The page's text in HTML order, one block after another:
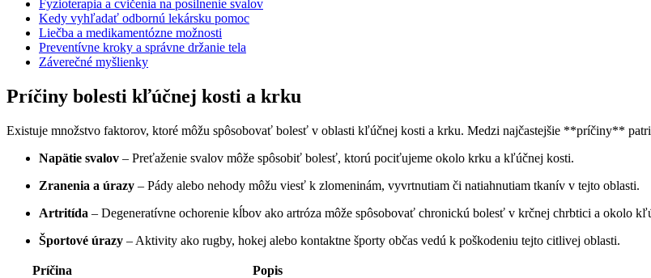
Fyzioterapia a cvičenia na posilnenie svalov
Kedy‍ vyhľadať odbornú lekársku pomoc
Liečba a medikamentózne‌ možnosti
Preventívne ‌kroky ‍a správne ⁤držanie tela
Záverečné myšlienky
Príčiny bolesti kľúčnej kosti a krku
Existuje množstvo faktorov,‍ ktoré môžu spôsobovať bolesť ‍v ​oblasti‌ kľúčnej kosti a krku. Medzi najčastejšie **príčiny**
Napätie svalov – ⁤Preťaženie svalov môže spôsobiť⁢ bolesť, ktorú pociťujeme okolo krku a⁤ kľúčnej kosti.
Zranenia‍ a úrazy – Pády alebo nehody môžu viesť⁤ k‍ zlomeninám, vyvrtnutiam či natiahnutiam tkanív ⁢v tejto oblasti.
Artritída – Degeneratívne ochorenie kĺbov ako ⁤artróza ​môže​ spôsobovať chronickú‍ bolesť v krčnej ‌chrbtici a okolo
Športové úrazy – Aktivity ako ⁤rugby, hokej alebo kontaktne⁢ športy občas vedú k poškodeniu tejto citlivej ‍oblasti.
Príčina
Popis